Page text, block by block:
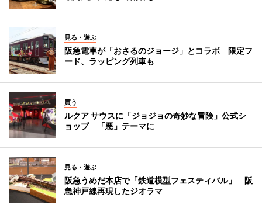
見る・遊ぶ
阪急電車が「おさるのジョージ」とコラボ 限定フ
ード、ラッピング列車も
買う
ルクア サウスに「ジョジョの奇妙な冒険」公式シ
ョップ 「悪」テーマに
見る・遊ぶ
阪急うめだ本店で「鉄道模型フェスティバル」 阪
急神戸線再現したジオラマ